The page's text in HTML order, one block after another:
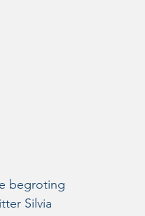
begroting
Silvia